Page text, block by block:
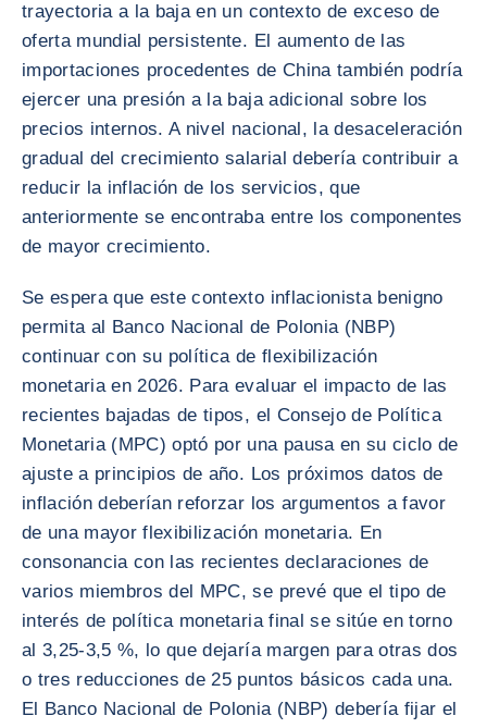
trayectoria a la baja en un contexto de exceso de
oferta mundial persistente. El aumento de las
importaciones procedentes de China también podría
ejercer una presión a la baja adicional sobre los
precios internos. A nivel nacional, la desaceleración
gradual del crecimiento salarial debería contribuir a
reducir la inflación de los servicios, que
anteriormente se encontraba entre los componentes
de mayor crecimiento.
Se espera que este contexto inflacionista benigno
permita al Banco Nacional de Polonia (NBP)
continuar con su política de flexibilización
monetaria en 2026. Para evaluar el impacto de las
recientes bajadas de tipos, el Consejo de Política
Monetaria (MPC) optó por una pausa en su ciclo de
ajuste a principios de año. Los próximos datos de
inflación deberían reforzar los argumentos a favor
de una mayor flexibilización monetaria. En
consonancia con las recientes declaraciones de
varios miembros del MPC, se prevé que el tipo de
interés de política monetaria final se sitúe en torno
al 3,25-3,5 %, lo que dejaría margen para otras dos
o tres reducciones de 25 puntos básicos cada una.
El Banco Nacional de Polonia (NBP) debería fijar el